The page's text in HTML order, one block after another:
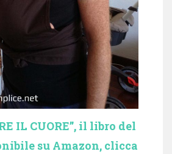
IL CUORE”, il libro del
su Amazon, clicca